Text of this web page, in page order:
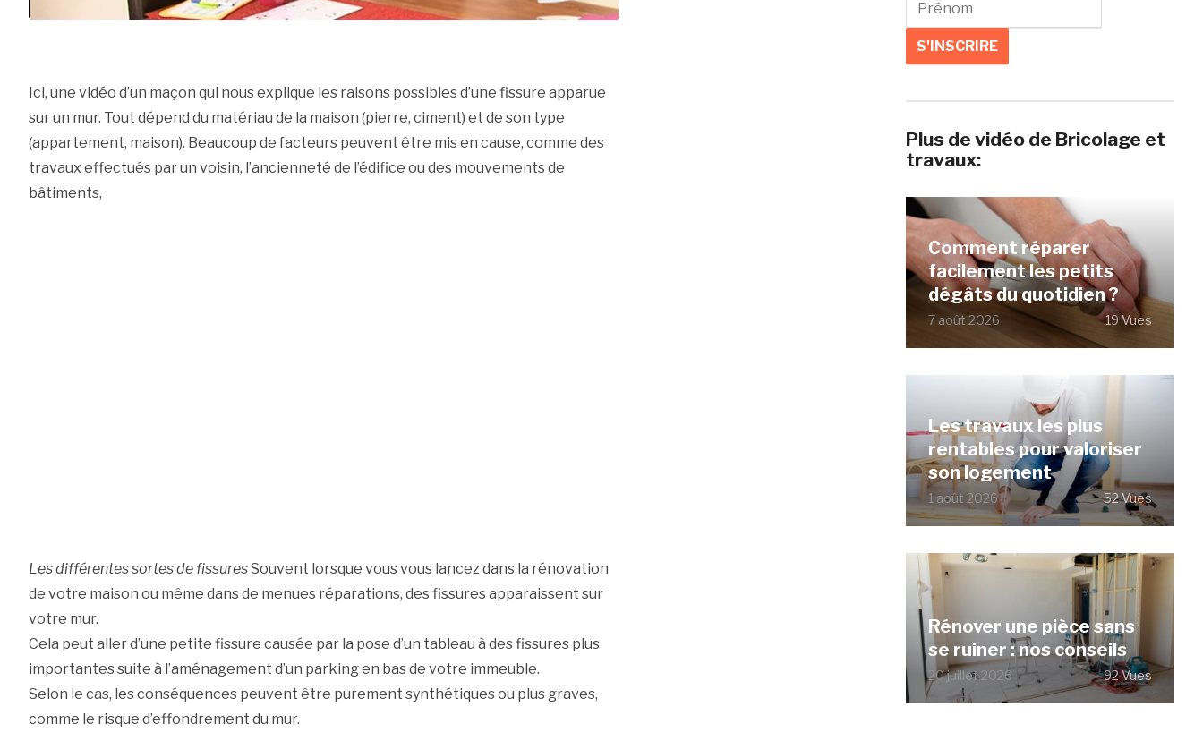
Ici, une vidéo d’un maçon qui nous explique les raisons possibles d’une fissure apparue
sur un mur. Tout dépend du matériau de la maison (pierre, ciment) et de son type
(appartement, maison). Beaucoup de facteurs peuvent être mis en cause, comme des
travaux effectués par un voisin, l’ancienneté de l’édifice ou des mouvements de
bâtiments,
Les différentes sortes de fissuresSouvent lorsque vous vous lancez dans la rénovation
de votre maison ou même dans de menues réparations, des fissures apparaissent sur
votre mur.
Cela peut aller d’une petite fissure causée par la pose d’un tableau à des fissures plus
importantes suite à l’aménagement d’un parking en bas de votre immeuble.
Selon le cas, les conséquences peuvent être purement synthétiques ou plus graves,
comme le risque d’effondrement du mur.
Plus de vidéo de Bricolage et
travaux:
Comment réparer
facilement les petits
dégâts du quotidien ?
7 août 2026 19 Vues
Les travaux les plus
rentables pour valoriser
son logement
1 août 2026 52 Vues
Rénover une pièce sans
se ruiner : nos conseils
20 juillet 2026 92 Vues